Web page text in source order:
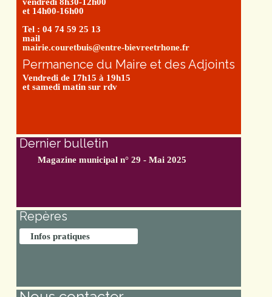
et 14h00-16h00
Tel : 04 74 59 25 13
mail
mairie.couretbuis@entre-bievreetrhone.fr
Permanence du Maire et des Adjoints
Vendredi de 17h15 à 19h15
et samedi matin sur rdv
Dernier bulletin
Magazine municipal n° 29 - Mai 2025
Repères
Infos pratiques